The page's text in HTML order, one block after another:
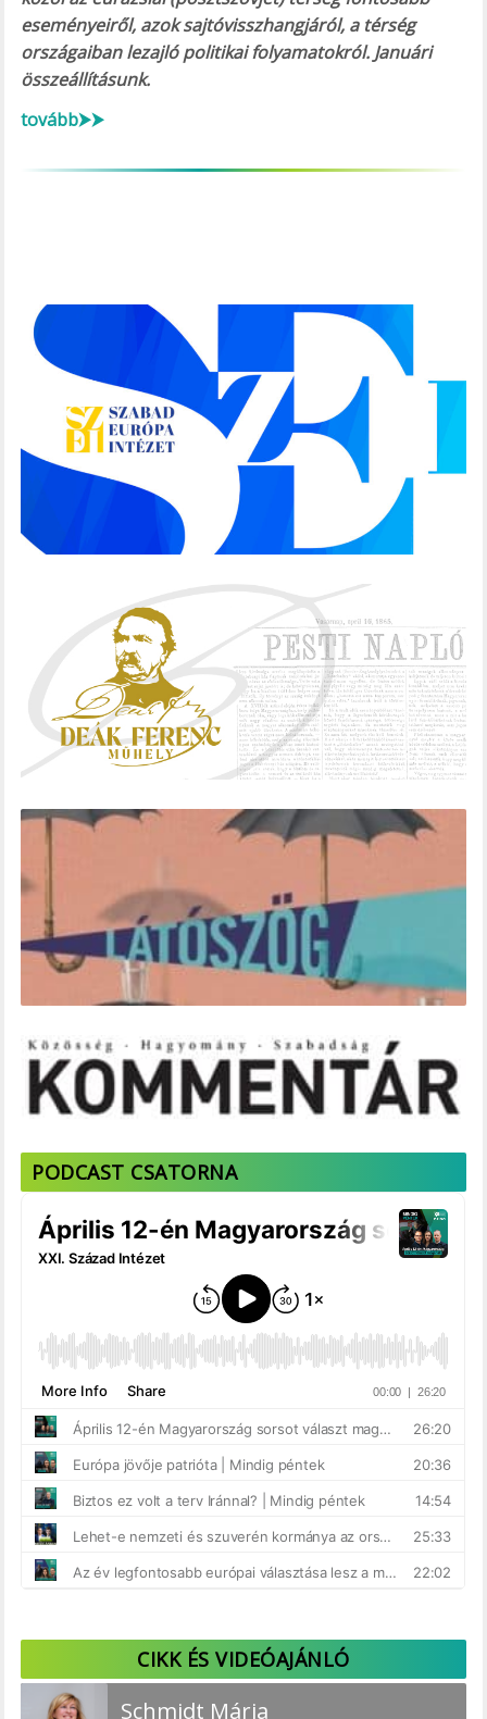
eseményeiről, azok sajtóvisszhangjáról, a térség
országaiban lezajló politikai folyamatokról. Januári
összeállításunk.
tovább⮞⮞
PODCAST CSATORNA
CIKK ÉS VIDEÓAJÁNLÓ
Schmidt Mária